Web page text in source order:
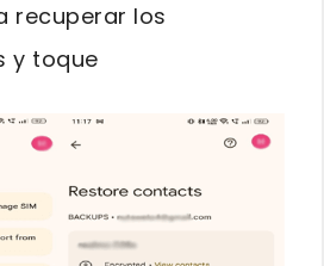
recuperar los
y toque